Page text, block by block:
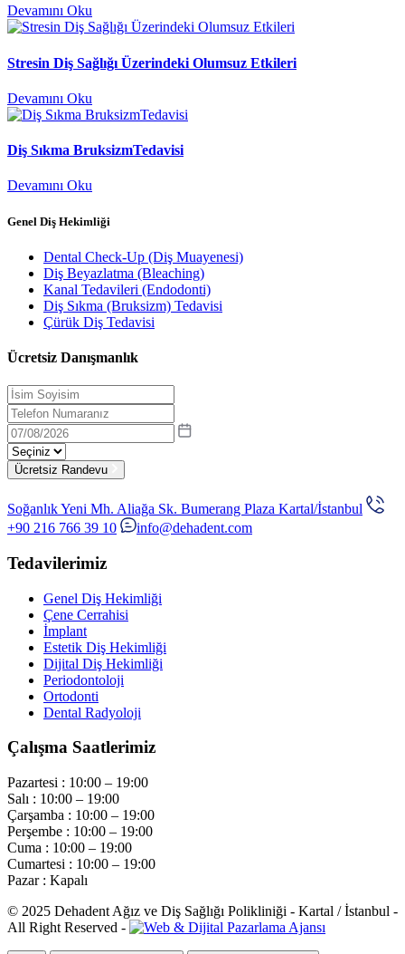
Devamını Oku
Stresin Diş Sağlığı Üzerindeki Olumsuz Etkileri
Devamını Oku
Diş Sıkma BruksizmTedavisi
Devamını Oku
Genel Diş Hekimliği
Dental Check-Up (Diş Muayenesi)
Diş Beyazlatma (Bleaching)
Kanal Tedavileri (Endodonti)
Diş Sıkma (Bruksizm) Tedavisi
Çürük Diş Tedavisi
Ücretsiz Danışmanlık
Ücretsiz Randevu
Soğanlık Yeni Mh. Aliağa Sk. Bumerang Plaza Kartal/İstanbul
+90 216 766 39 10
info@dehadent.com
Tedavilerimiz
Genel Diş Hekimliği
Çene Cerrahisi
İmplant
Estetik Diş Hekimliği
Dijital Diş Hekimliği
Periodontoloji
Ortodonti
Dental Radyoloji
Çalışma Saatlerimiz
Pazartesi : 10:00 – 19:00
Salı : 10:00 – 19:00
Çarşamba : 10:00 – 19:00
Perşembe : 10:00 – 19:00
Cuma : 10:00 – 19:00
Cumartesi : 10:00 – 19:00
Pazar : Kapalı
© 2025 Dehadent Ağız ve Diş Sağlığı Polikliniği - Kartal / İstanbul -
All Right Reserved -